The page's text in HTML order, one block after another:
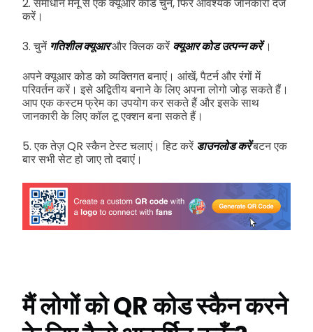
करें।
3. चुनें गतिशील क्यूआरऔर क्लिक करें क्यूआर कोड उत्पन्न करें।
अपने क्यूआर कोड को व्यक्तिगत बनाएं। आंखें, पैटर्न और रंगों में
परिवर्तन करें। इसे अद्वितीय बनाने के लिए अपना लोगो जोड़ सकते हैं।
आप एक कस्टम फ्रेम का उपयोग कर सकते हैं और इसके साथ
जानकारी के लिए कॉल टू एक्शन बना सकते हैं।
5. एक तेज़ QR स्कैन टेस्ट चलाएं। हिट करें डाउनलोड करेंबटन एक
बार सभी सेट हो जाए तो दबाएं।
मैं लोगों को QR कोड स्कैन करने